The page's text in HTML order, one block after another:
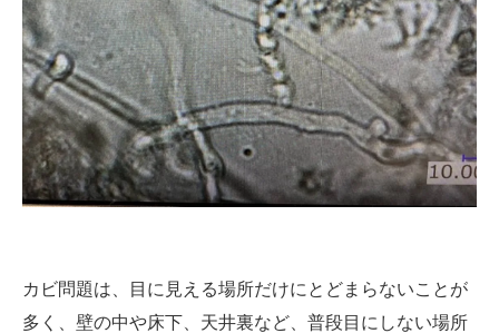
カビ問題は、目に見える場所だけにとどまらないことが
多く、壁の中や床下、天井裏など、普段目にしない場所